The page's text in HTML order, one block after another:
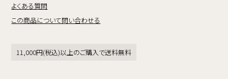
よくある質問
この商品について問い合わせる
11,000円(税込)以上のご購入で送料無料